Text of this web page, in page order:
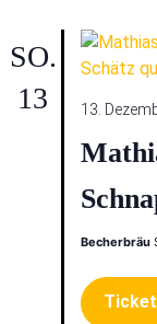
SO.
13
13.
Becherbräu